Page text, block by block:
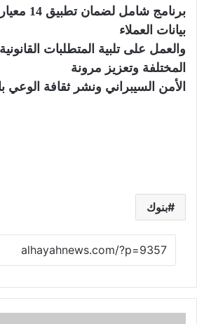
برنامج شامل لضمان تطبيق 14 معياراً
بيانات العملاء
والعمل على تلبية المتطلبات
المختلفة وتعزيز مرونة
الأمن السيبراني ونشر ثقافة الوعي
بنوك